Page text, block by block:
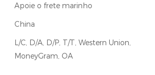
Apoie o frete marinho
China
L/C, D/A, D/P, T/T, Western Union,
MoneyGram, OA